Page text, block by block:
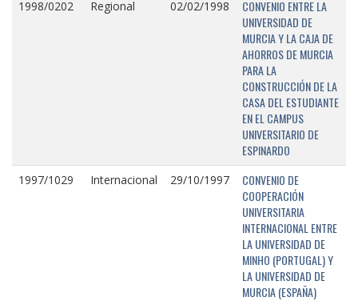
1998/0202 Regional 02/02/1998
CONVENIO ENTRE LA
UNIVERSIDAD DE
MURCIA Y LA CAJA DE
AHORROS DE MURCIA
PARA LA
CONSTRUCCIÓN DE LA
CASA DEL ESTUDIANTE
EN EL CAMPUS
UNIVERSITARIO DE
ESPINARDO
1997/1029 Internacional 29/10/1997
CONVENIO DE
COOPERACIÓN
UNIVERSITARIA
INTERNACIONAL ENTRE
LA UNIVERSIDAD DE
MINHO (PORTUGAL) Y
LA UNIVERSIDAD DE
MURCIA (ESPAÑA)